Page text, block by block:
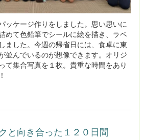
ッケージ作りをしました。思い思いに
めて色鉛筆でシールに絵を描き、ラベ
ました。今週の帰省日には、食卓に東
並んでいるのが想像できます。オリジ
て集合写真を１枚。貴重な時間をあり
と向き合った１２０日間